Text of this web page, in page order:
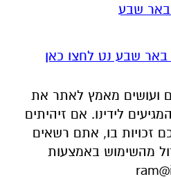
שבע
שבע נט לחצו כאן
ועושים מאמץ לאתר את
לידינו. אם זיהיתים
זכויות בו, אתם רשאים
מהשימוש באמצעות